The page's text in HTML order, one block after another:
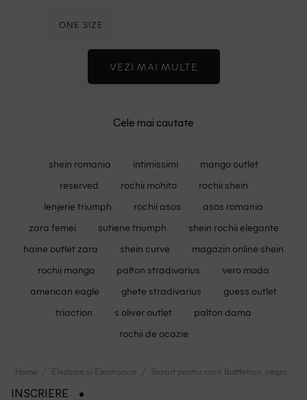
ONE SIZE
VEZI MAI MULTE
Cele mai cautate
shein romania intimissimi
mango outlet
reserved
rochii mohito
rochii shein
lenjerie triumph
rochii asos
asos romania
zara femei
sutiene triumph
shein rochii elegante
haine outlet zara
shein curve
magazin online shein
rochii mango
palton stradivarius
vero moda
american eagle
ghete stradivarius
guess outlet
triaction
s oliver outlet
palton dama
rochii de ocazie
Home Electrice si Electronice Suport pentru casti Battletron, negru
INSCRIERE